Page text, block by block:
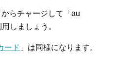
らチャージして「au
しましょう。
ード 」は同様になります。